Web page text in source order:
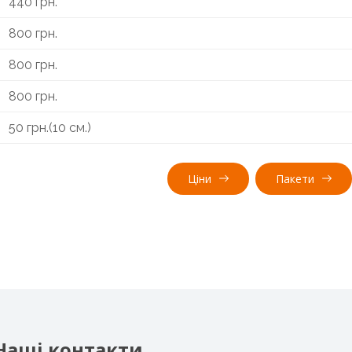
800 грн.
800 грн.
800 грн.
50 грн.(10 см.)
Ціни Пакети